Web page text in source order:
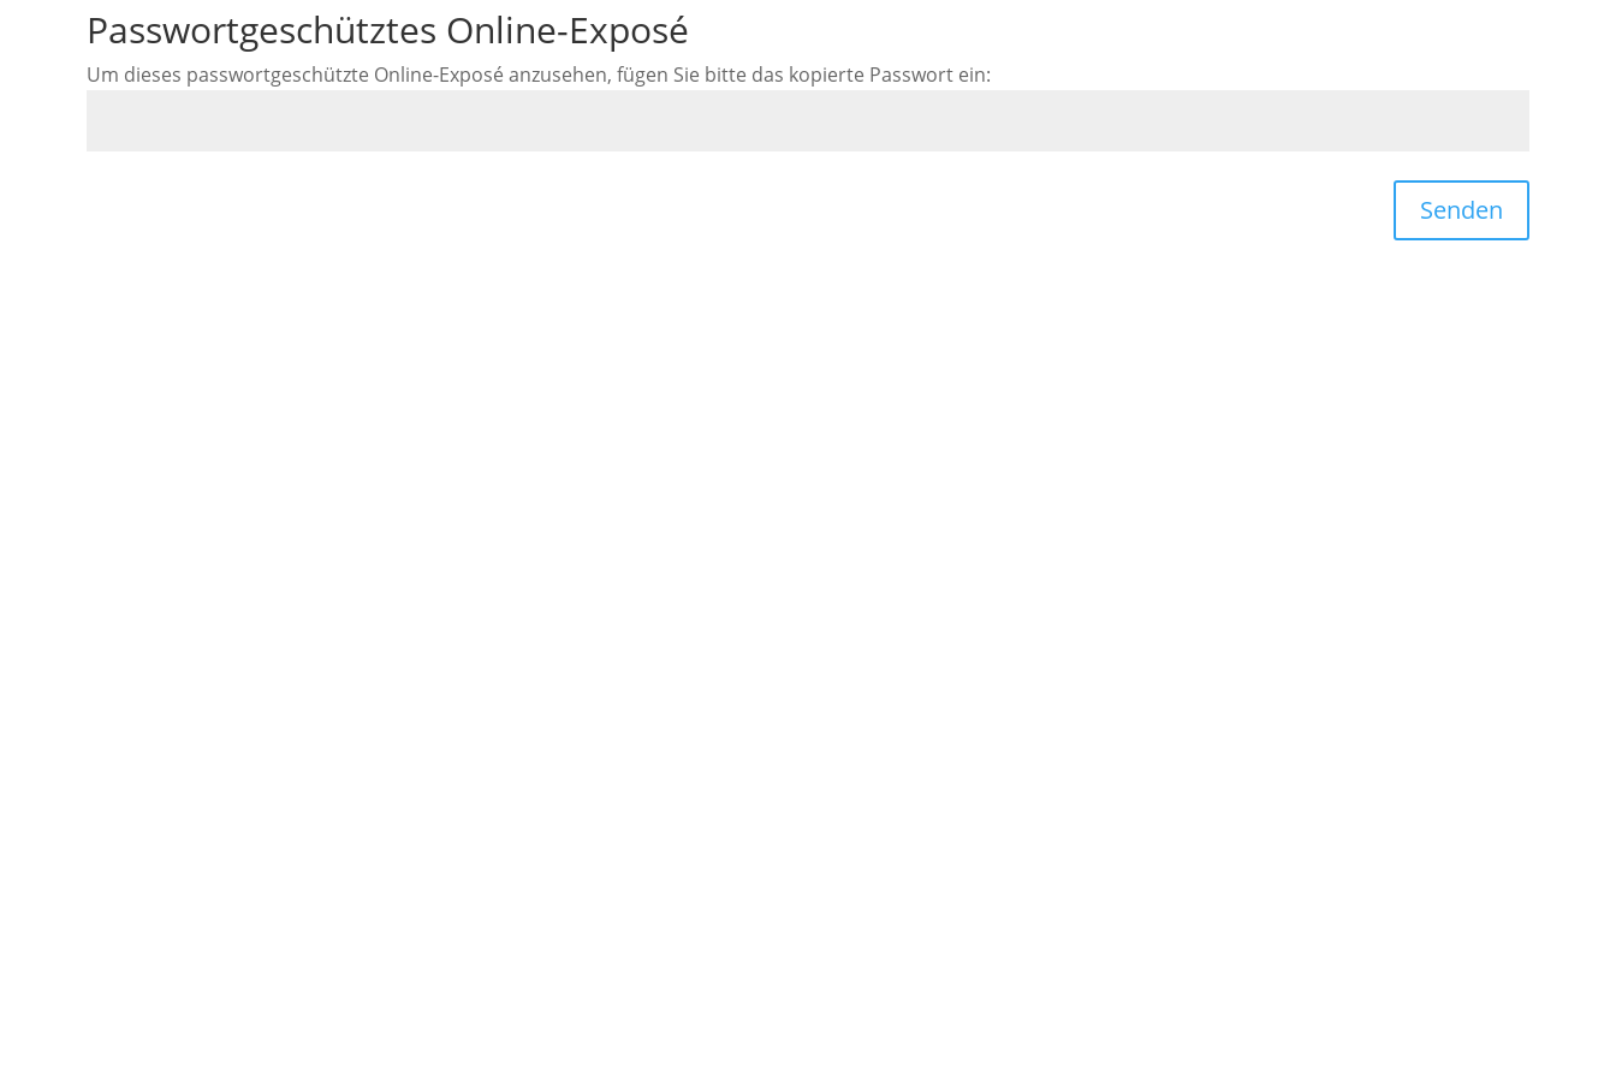
Passwortgeschütztes Online-Exposé
Um dieses passwortgeschützte Online-Exposé anzusehen, fügen Sie bitte das kopierte Passwort ein:
Senden